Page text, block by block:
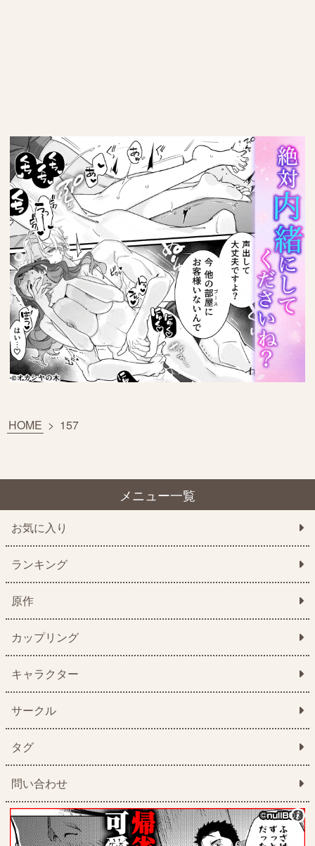
HOME > 157
メニュー一覧
お気に入り
ランキング
原作
カップリング
キャラクター
サークル
タグ
問い合わせ